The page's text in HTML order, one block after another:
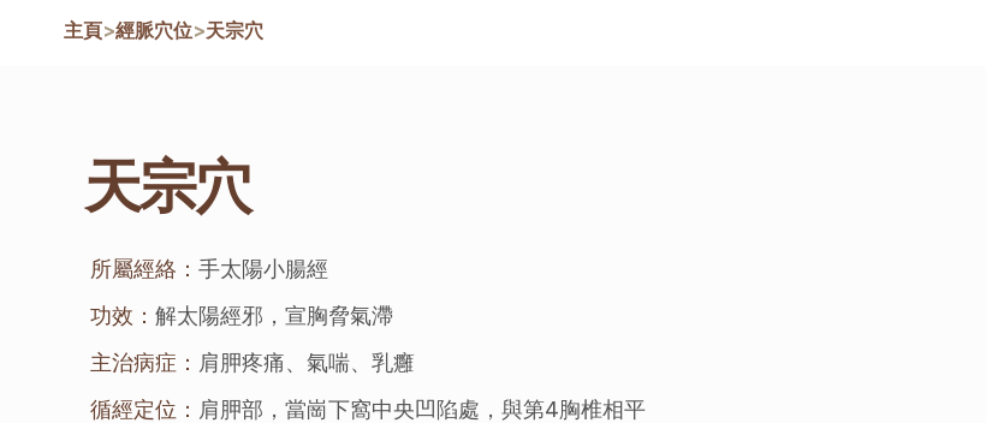
主頁>經脈穴位>天宗穴
天宗穴
所屬經絡： 手太陽小腸經
功效： 解太陽經邪，宣胸脅氣滯
主治病症： 肩胛疼痛、氣喘、乳癰
循經定位： 肩胛部，當崗下窩中央凹陷處，與第4胸椎相平